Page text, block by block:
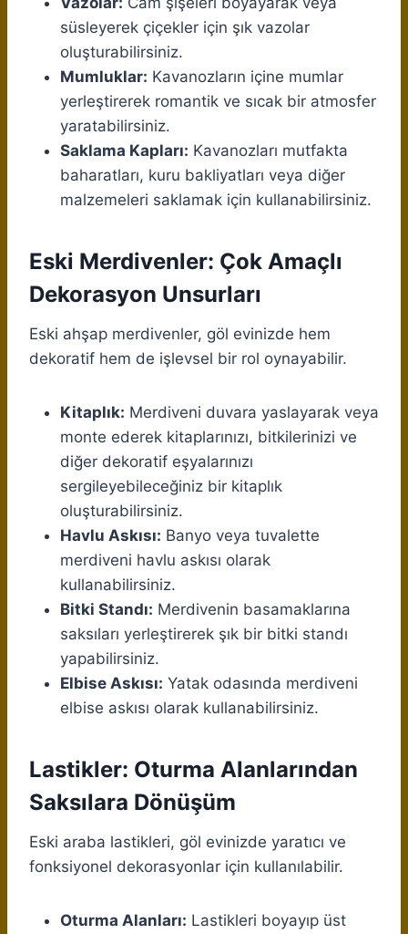
süsleyerek çiçekler için şık vazolar
oluşturabilirsiniz.
Mumluklar: Kavanozların içine mumlar
yerleştirerek romantik ve sıcak bir atmosfer
yaratabilirsiniz.
Saklama Kapları: Kavanozları mutfakta
baharatları, kuru bakliyatları veya diğer
malzemeleri saklamak için kullanabilirsiniz.
Eski Merdivenler: Çok Amaçlı
Dekorasyon Unsurları
Eski ahşap merdivenler, göl evinizde hem
dekoratif hem de işlevsel bir rol oynayabilir.
Kitaplık: Merdiveni duvara yaslayarak veya
monte ederek kitaplarınızı, bitkilerinizi ve
diğer dekoratif eşyalarınızı
sergileyebileceğiniz bir kitaplık
oluşturabilirsiniz.
Havlu Askısı: Banyo veya tuvalette
merdiveni havlu askısı olarak
kullanabilirsiniz.
Bitki Standı: Merdivenin basamaklarına
saksıları yerleştirerek şık bir bitki standı
yapabilirsiniz.
Elbise Askısı: Yatak odasında merdiveni
elbise askısı olarak kullanabilirsiniz.
Lastikler: Oturma Alanlarından
Saksılara Dönüşüm
Eski araba lastikleri, göl evinizde yaratıcı ve
fonksiyonel dekorasyonlar için kullanılabilir.
Oturma Alanları: Lastikleri boyayıp üst